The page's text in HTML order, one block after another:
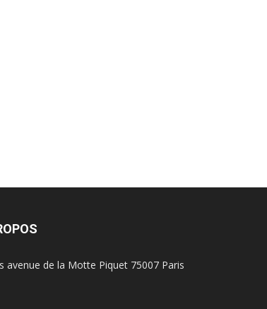
avenue de la Motte Piquet 75007 Paris